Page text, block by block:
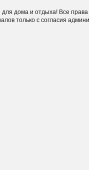
для дома и отдыха! Все
только с согласия